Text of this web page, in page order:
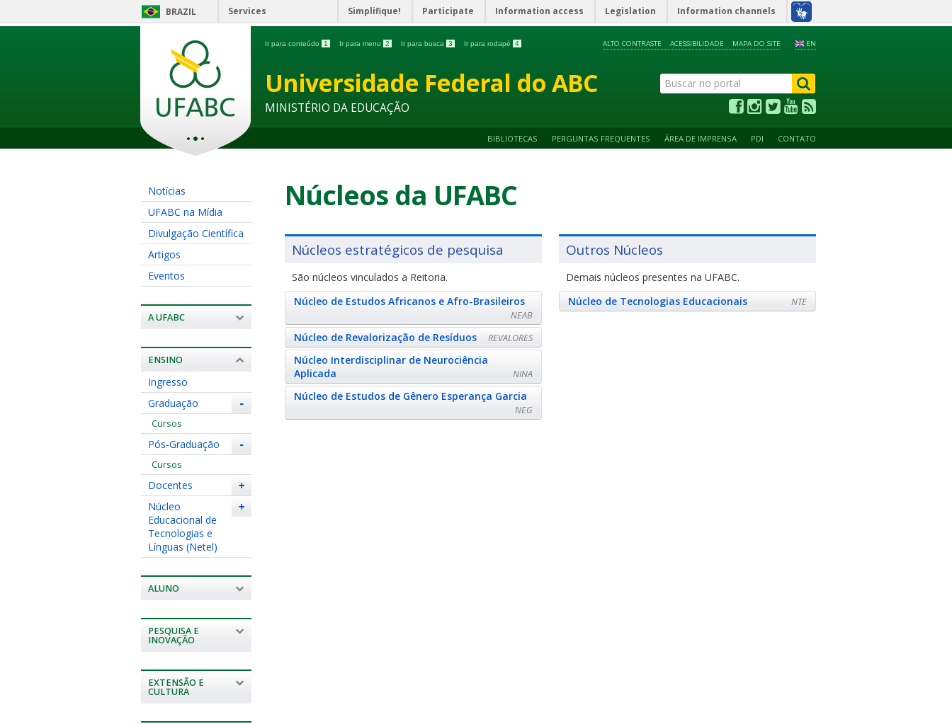
BRAZIL Services Simplifique! Participate Information access Legislation Information channels
Ir para conteúdo 1 Ir para menu 2 Ir para busca 3 Ir para rodapé 4 EN
ALTO CONTRASTE ACESSIBILIDADE MAPA DO SITE
Universidade Federal do ABC
MINISTÉRIO DA EDUCAÇÃO
BIBLIOTECAS PERGUNTAS FREQUENTES ÁREA DE IMPRENSA PDI CONTATO
Notícias
UFABC na Mídia
Divulgação Científica
Artigos
Eventos
A UFABC
ENSINO
Ingresso
-
Graduação
Cursos
-
Pós-Graduação
Cursos
+
Docentes
+
Núcleo
Educacional de
Tecnologias e
Línguas (Netel)
ALUNO
PESQUISA E
INOVAÇÃO
EXTENSÃO E
CULTURA
Núcleos da UFABC
Núcleos estratégicos de pesquisa
São núcleos vinculados a Reitoria.
Núcleo de Estudos Africanos e Afro-Brasileiros
NEAB
Núcleo de Revalorização de Resíduos REVALORES
Núcleo Interdisciplinar de Neurociência
Aplicada
NINA
Núcleo de Estudos de Gênero Esperança Garcia
NEG
Outros Núcleos
Demais núcleos presentes na UFABC.
Núcleo de Tecnologias Educacionais
NTE